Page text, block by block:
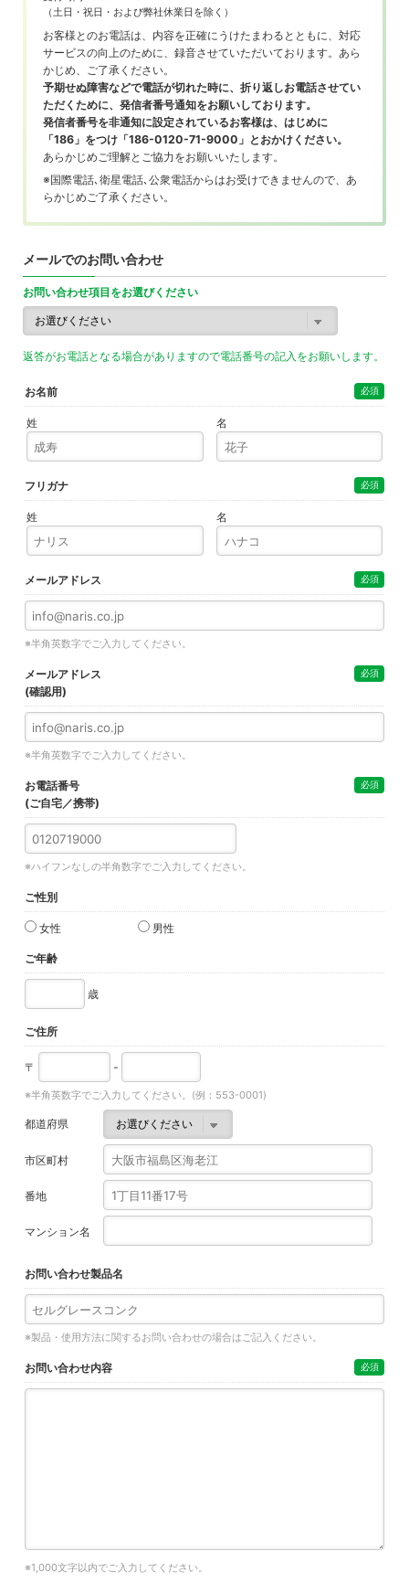
（土日・祝日・および弊社休業日を除く）
お客様とのお電話は、内容を正確にうけたまわるとともに、対応
サービスの向上のために、録音させていただいております。あら
かじめ、ご了承ください。
予期せぬ障害などで電話が切れた時に、折り返しお電話させてい
ただくために、発信者番号通知をお願いしております。
発信者番号を非通知に設定されているお客様は、はじめに
「186」をつけ「186-0120-71-9000」とおかけください。
あらかじめご理解とご協力をお願いいたします。
※国際電話､衛星電話､公衆電話からはお受けできませんので、あ
らかじめご了承ください。
メールでのお問い合わせ
お問い合わせ項目をお選びください
返答がお電話となる場合がありますので電話番号の記入をお願いします。
必須
お名前
姓 名
必須
フリガナ
姓 名
必須
メールアドレス
※半角英数字でご入力してください。
必須
メールアドレス
(確認用)
※半角英数字でご入力してください。
必須
お電話番号
(ご自宅／携帯)
※ハイフンなしの半角数字でご入力してください。
ご性別
女性 男性
ご年齢
歳
ご住所
〒 -
※半角英数字でご入力してください。(例：553-0001)
都道府県
市区町村
番地
マンション名
お問い合わせ製品名
※製品・使用方法に関するお問い合わせの場合はご記入ください。
必須
お問い合わせ内容
※1,000文字以内でご入力してください。